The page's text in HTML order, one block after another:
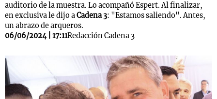
auditorio de la muestra. Lo acompañó Espert. Al finalizar,
en exclusiva le dijo aCadena 3: "Estamos saliendo". Antes,
un abrazo de arqueros.
06/06/2024 | 17:11Redacción Cadena 3